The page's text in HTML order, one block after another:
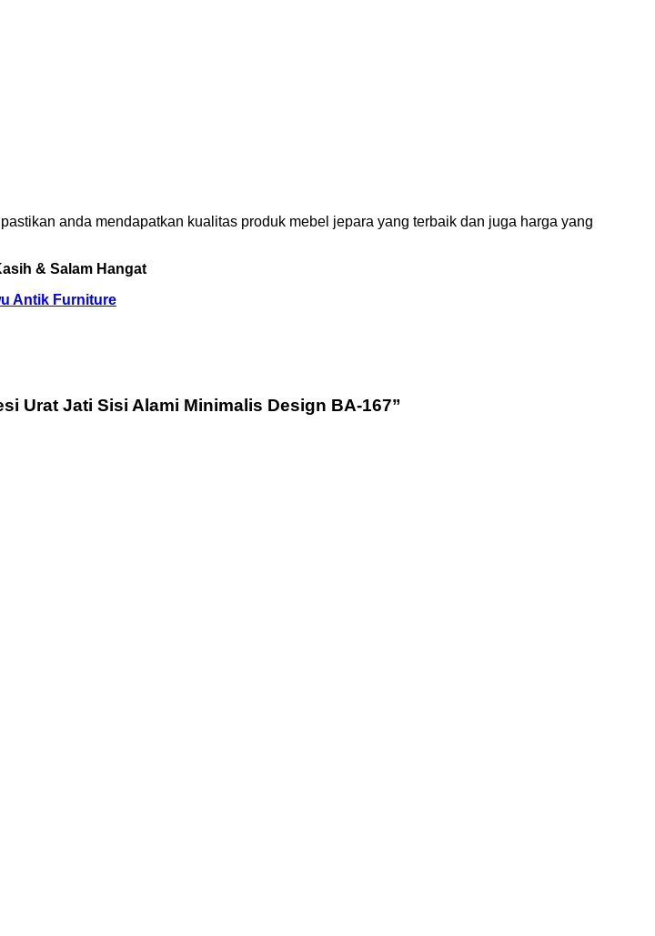
anda mendapatkan kualitas produk mebel jepara yang terbaik dan juga harga yang
& Salam Hangat
Antik Furniture
Urat Jati Sisi Alami Minimalis Design BA-167”